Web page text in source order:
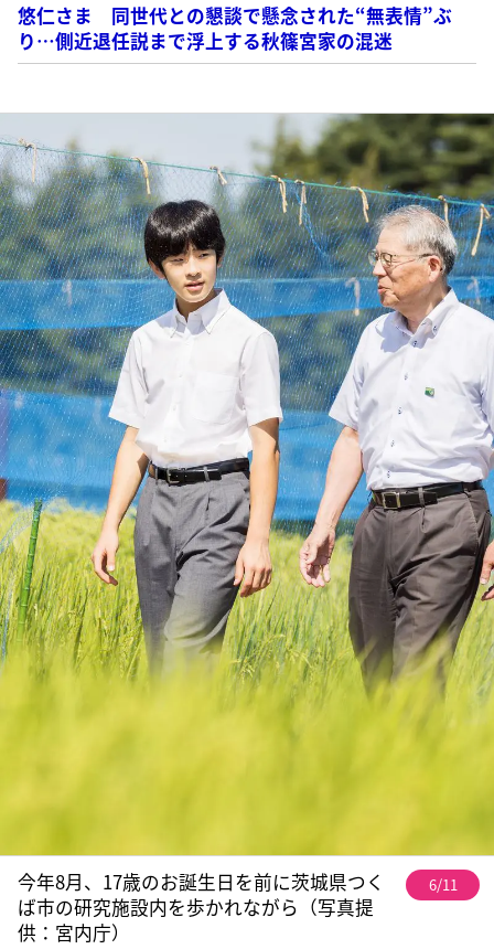
悠仁さま 同世代との懇談で懸念された“無表情”ぶ
り…側近退任説まで浮上する秋篠宮家の混迷
今年8月、17歳のお誕生日を前に茨城県つく
ば市の研究施設内を歩かれながら（写真提
供：宮内庁）
6/11